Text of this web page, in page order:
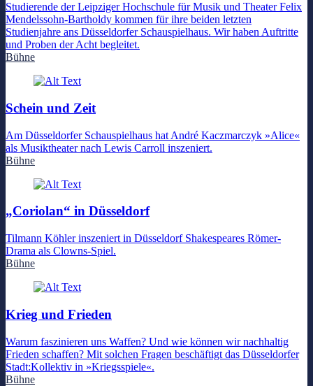
Studierende der Leipziger Hochschule für Musik und Theater Felix
Mendelssohn-Bartholdy kommen für ihre beiden letzten
Studienjahre ans Düsseldorfer Schauspielhaus. Wir haben Auftritte
und Proben der Acht begleitet.
Bühne
Schein und Zeit
Am Düsseldorfer Schauspielhaus hat André Kaczmarczyk »Alice«
als Musiktheater nach Lewis Carroll inszeniert.
Bühne
„Coriolan“ in Düsseldorf
Tilmann Köhler inszeniert in Düsseldorf Shakespeares Römer-
Drama als Clowns-Spiel.
Bühne
Krieg und Frieden
Warum faszinieren uns Waffen? Und wie können wir nachhaltig
Frieden schaffen? Mit solchen Fragen beschäftigt das Düsseldorfer
Stadt:Kollektiv in »Kriegsspiele«.
Bühne